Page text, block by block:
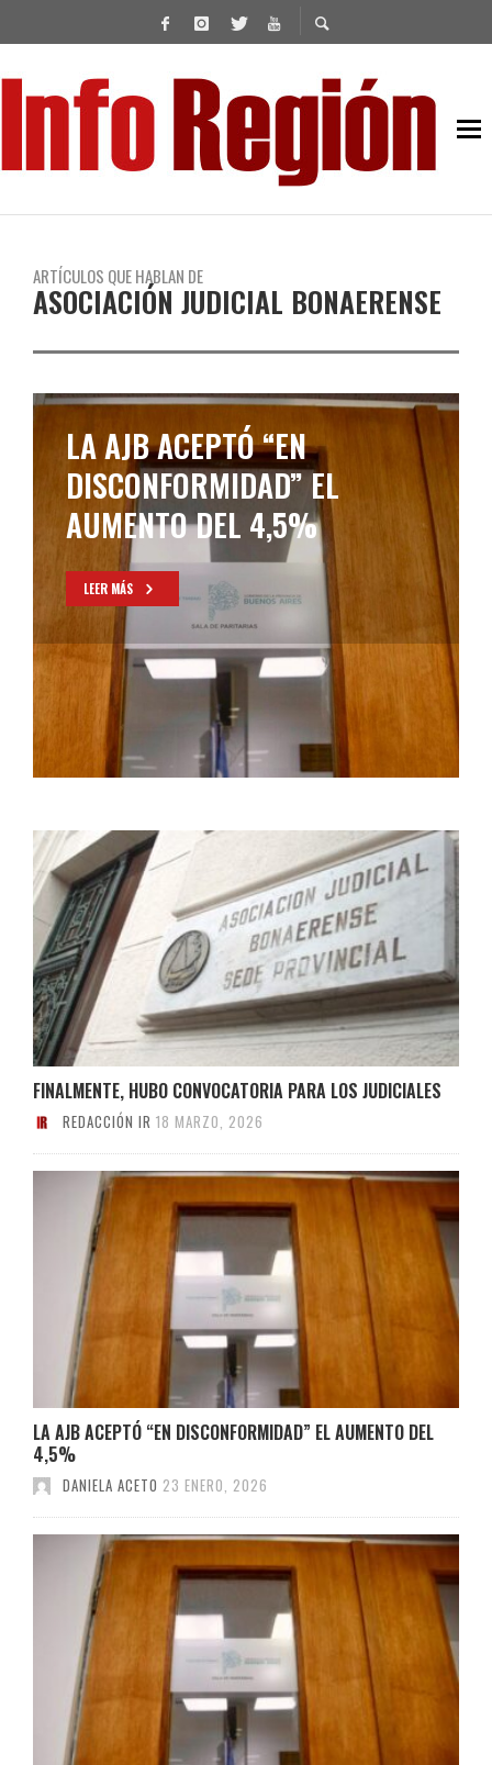
ARTÍCULOS QUE HABLAN DE
ASOCIACIÓN JUDICIAL BONAERENSE
PARITARIAS EN LA
PROVINCIA: LA AJB TAMBIÉN
ACEPTÓ EL AUMENTO DEL
5%
LEER MÁS
FINALMENTE, HUBO CONVOCATORIA PARA LOS JUDICIALES
REDACCIÓN IR 18 MARZO, 2026
LA AJB ACEPTÓ “EN DISCONFORMIDAD” EL AUMENTO DEL
4,5%
DANIELA ACETO 23 ENERO, 2026